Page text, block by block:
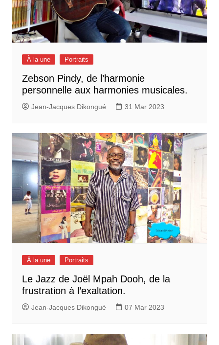
À la une Portraits
Zebson Pindy, de l’harmonie
personnelle aux harmonies musicales.
Jean-Jacques Dikongué 31 Mar 2023
À la une Portraits
Le Jazz de Joël Mpah Dooh, de la
frustration à l’exaltation.
Jean-Jacques Dikongué 07 Mar 2023